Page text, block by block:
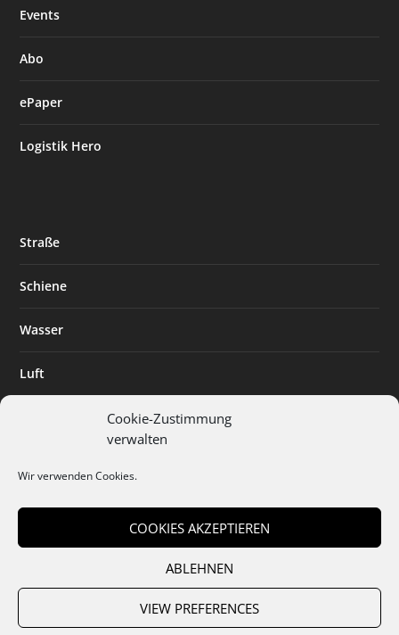
Cookie-Zustimmung
verwalten
Wir verwenden Cookies.
COOKIES AKZEPTIEREN
ABLEHNEN
VIEW PREFERENCES
Events
Abo
ePaper
Logistik Hero
Straße
Schiene
Wasser
Luft
Digitalisierung
Mediadaten Cookies Datenschutz